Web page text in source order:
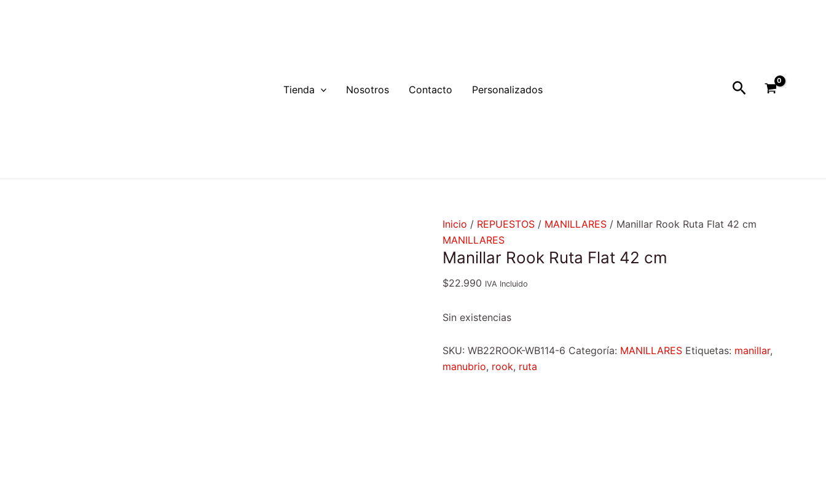
Tienda Nosotros Contacto Personalizados Buscar
Inicio / REPUESTOS / MANILLARES / Manillar Rook Ruta Flat 42 cm
MANILLARES
Manillar Rook Ruta Flat 42 cm
$22.990 IVA Incluido
Sin existencias
SKU: WB22ROOK-WB114-6 Categoría: MANILLARES Etiquetas: manillar,
manubrio, rook, ruta